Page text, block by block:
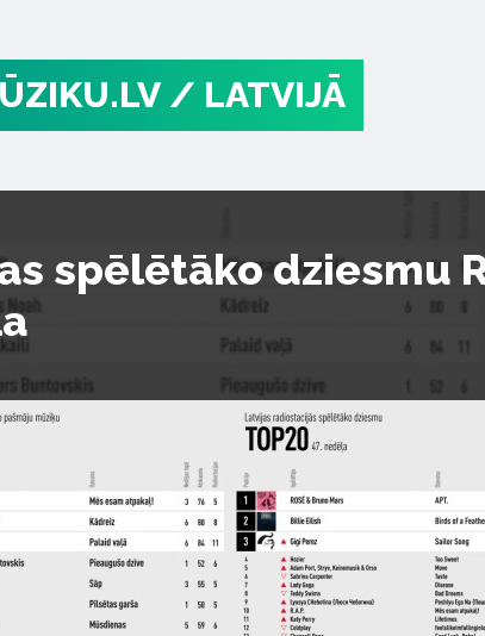
/ LATVIJĀ
spēlētāko dziesmu